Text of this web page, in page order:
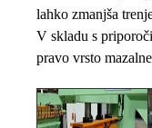
lahko zmanjša
V skladu s
pravo vrsto